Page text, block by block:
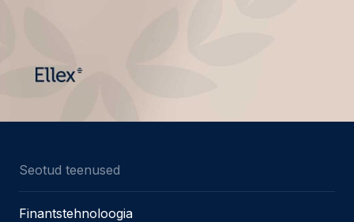
Seotud teenused
Finantstehnoloogia